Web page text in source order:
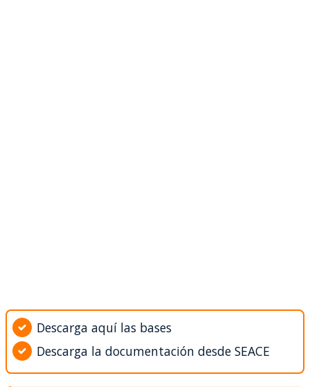
Descarga aquí las bases
Descarga la documentación desde SEACE